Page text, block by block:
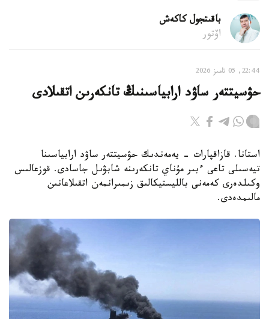
باقىتجول كاكەش
اۆتور
22:44, 05 تامىز 2026
حۋسيتتەر ساۋد ارابياسىنىڭ تانكەرىن اتقىلادى
استانا. قازاقپارات - يەمەندىك حۋسيتتەر ساۋد ارابياسىنا
تيەسىلى تاعى ءبىر مۇناي تانكەرىنە شابۋىل جاسادى. قوزعالىس
وكىلدەرى كەمەنى بالليستيكالىق زىمىرانمەن اتقىلاعانىن
مالىمدەدى.